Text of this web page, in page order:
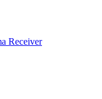
Receiver